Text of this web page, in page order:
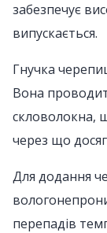
забезпечує
випускається.
Гнучка
Вона
скловолокна,
через що
Для додання
перепадів